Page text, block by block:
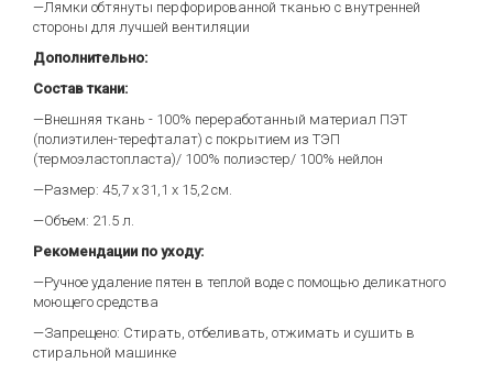
—Лямки обтянуты перфорированной тканью с внутренней
стороны для лучшей вентиляции
Дополнительно:
Состав ткани:
—Внешняя ткань - 100% переработанный материал ПЭТ
(полиэтилен-терефталат) с покрытием из ТЭП
(термоэластопласта)/ 100% полиэстер/ 100% нейлон
—Размер: 45,7 х 31,1 х 15,2 см.
—Объем: 21.5 л.
Рекомендации по уходу:
—Ручное удаление пятен в теплой воде с помощью деликатного
моющего средства
—Запрещено: Стирать, отбеливать, отжимать и сушить в
стиральной машинке